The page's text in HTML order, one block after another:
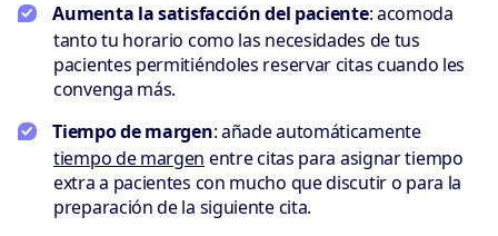
Aumenta la satisfacción del paciente: acomoda
tanto tu horario como las necesidades de tus
pacientes permitiéndoles reservar citas cuando les
convenga más.
Tiempo de margen: añade automáticamente
tiempo de margen entre citas para asignar tiempo
extra a pacientes con mucho que discutir o para la
preparación de la siguiente cita.